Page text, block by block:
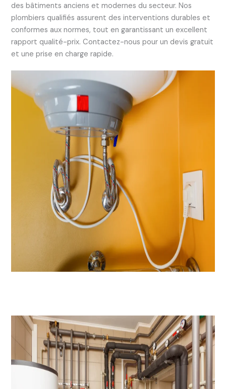
des bâtiments anciens et modernes du secteur. Nos
plombiers qualifiés assurent des interventions durables et
conformes aux normes, tout en garantissant un excellent
rapport qualité-prix. Contactez-nous pour un devis gratuit
et une prise en charge rapide.